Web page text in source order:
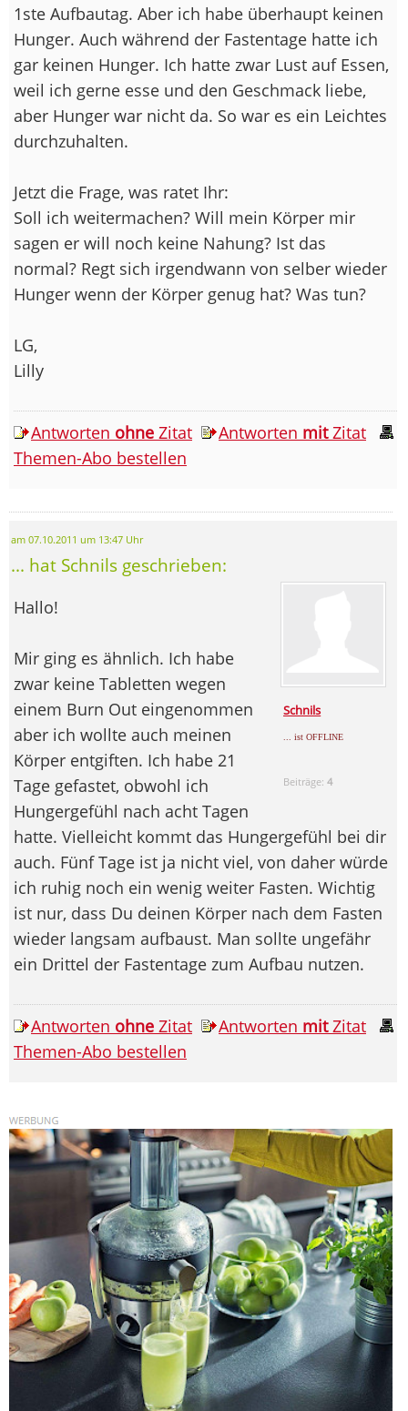
1ste Aufbautag. Aber ich habe überhaupt keinen
Hunger. Auch während der Fastentage hatte ich
gar keinen Hunger. Ich hatte zwar Lust auf Essen,
weil ich gerne esse und den Geschmack liebe,
aber Hunger war nicht da. So war es ein Leichtes
durchzuhalten.
Jetzt die Frage, was ratet Ihr:
Soll ich weitermachen? Will mein Körper mir
sagen er will noch keine Nahung? Ist das
normal? Regt sich irgendwann von selber wieder
Hunger wenn der Körper genug hat? Was tun?
LG,
Lilly
Antworten ohne Zitat Antworten mitZitat
Themen-Abo bestellen
am 07.10.2011 um 13:47 Uhr
... hat Schnils geschrieben:
Schnils
... ist OFFLINE
Beiträge:4
Hallo!
Mir ging es ähnlich. Ich habe
zwar keine Tabletten wegen
einem Burn Out eingenommen
aber ich wollte auch meinen
Körper entgiften. Ich habe 21
Tage gefastet, obwohl ich
Hungergefühl nach acht Tagen
hatte. Vielleicht kommt das Hungergefühl bei dir
auch. Fünf Tage ist ja nicht viel, von daher würde
ich ruhig noch ein wenig weiter Fasten. Wichtig
ist nur, dass Du deinen Körper nach dem Fasten
wieder langsam aufbaust. Man sollte ungefähr
ein Drittel der Fastentage zum Aufbau nutzen.
Antworten ohne Zitat Antworten mitZitat
Themen-Abo bestellen